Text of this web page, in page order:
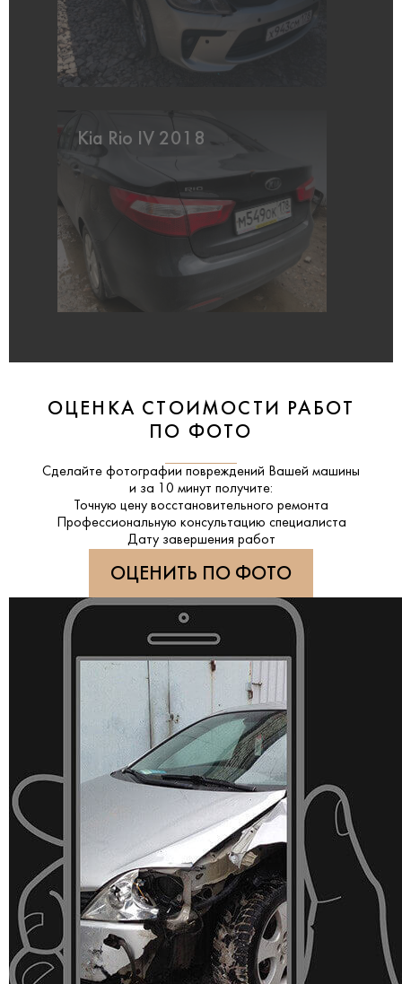
Kia Rio IV 2018
ОЦЕНКА СТОИМОСТИ РАБОТ
ПО ФОТО
Сделайте фотографии повреждений Вашей машины
и за 10 минут получите:
Точную цену восстановительного ремонта
Профессиональную консультацию специалиста
Дату завершения работ
ОЦЕНИТЬ ПО ФОТО